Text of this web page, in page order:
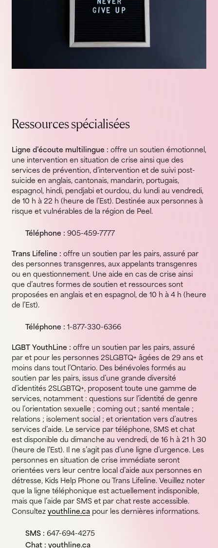
Ressources spécialisées
Ligne d’écoute multilingue : offre un soutien émotionnel,
une intervention en situation de crise ainsi que des
services de prévention, d’intervention et de suivi post-
suicide en anglais, cantonais, mandarin, portugais,
espagnol, hindi, pendjabi et ourdou, du lundi au vendredi,
de 10 h à 22 h (heure de l’Est). Destinée aux personnes à
risque et vulnérables de la région de Peel.
Téléphone : 905-459-7777
Trans Lifeline : offre un soutien par les pairs, assuré par
des personnes transgenres, aux appelants transgenres
ou en questionnement. Une aide en cas de crise ainsi
que d’autres formes de soutien et ressources sont
proposées en anglais et en espagnol, de 10 h à 4 h (heure
de l’Est).
Téléphone : 1-877-330-6366
LGBT YouthLine : offre un soutien par les pairs, assuré
par et pour les personnes 2SLGBTQ+ âgées de 29 ans et
moins dans tout l’Ontario. Des bénévoles formés au
soutien par les pairs, issus d’une grande diversité
d’identités 2SLGBTQ+, proposent toute une gamme de
services, notamment : questions sur l’identité de genre
ou l’orientation sexuelle ; coming out ; santé mentale ;
relations ; isolement social ; et orientation vers d’autres
services d’aide. Le service par téléphone, SMS et chat
est disponible du dimanche au vendredi, de 16 h à 21 h 30
(heure de l’Est). Il ne s’agit pas d’une ligne d’urgence. Les
personnes en situation de crise immédiate seront
orientées vers leur centre local d’aide aux personnes en
détresse, Kids Help Phone ou Trans Lifeline. Veuillez noter
que la ligne téléphonique est actuellement indisponible,
mais que l’aide par SMS et par chat reste accessible.
Consultez youthline.ca pour les dernières informations.
SMS : 647-694-4275
Chat : youthline.ca